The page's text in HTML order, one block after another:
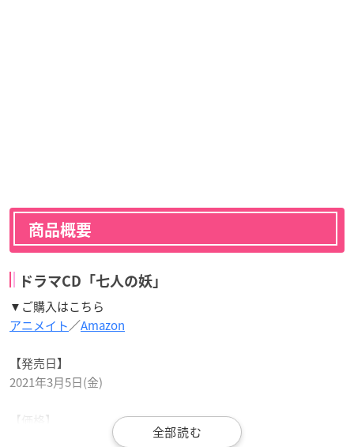
商品概要
ドラマCD「七人の妖」
▼ご購入はこちら
アニメイト／Amazon
【発売日】
2021年3月5日(金)
【価格】